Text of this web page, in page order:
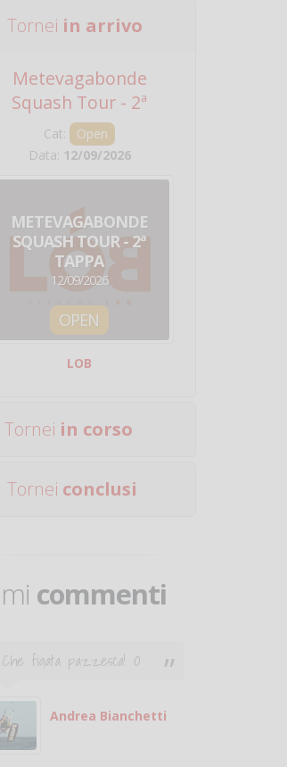
Tornei in arrivo
Metevagabonde
Squash Tour - 2ª
Tappa
Cat:
Open
Data: 12/09/2026
METEVAGABONDE
SQUASH TOUR - 2ª
TAPPA
12/09/2026
OPEN
LOB
Tornei in corso
Tornei conclusi
commenti
Che figata pazzesca! :O
Andrea Bianchetti